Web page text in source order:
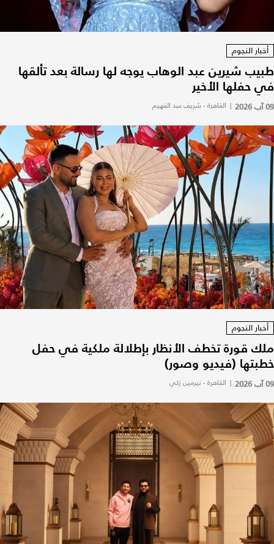
أخبار النجوم
طبيب شيرين عبد الوهاب يوجه لها رسالة بعد تألقها
في حفلها الأخير
09 آب 2026 | القاهرة - شريف عبد الفهيم
أخبار النجوم
ملك قورة تخطف الأنظار بإطلالة ملكية في حفل
خطبتها (فيديو وصور)
09 آب 2026 | القاهرة - نيرمين زكي